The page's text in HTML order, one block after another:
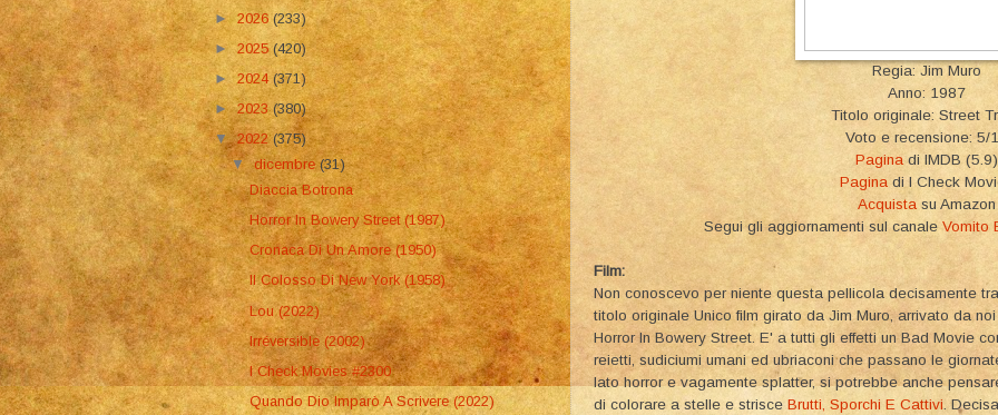
Regia: Jim Muro
Anno: 1987
Titolo originale: Street
Voto e recensione: 5/
Paginadi IMDB (5.9)
Pagina di I Check
Acquista su Amazon
Segui gli aggiornamenti sul canaleVomito
Film:
Non conoscevo per niente questa pellicola decisamente
titolo originale Unico film girato da Jim Muro, arrivato da
Horror In Bowery Street. E' a tutti gli effetti un Bad Movie
reietti, sudiciumi umani ed ubriaconi che passano le
lato horror e vagamente splatter, si potrebbe anche
di colorare a stelle e strisce Brutti, Sporchi E Cattivi.
► 2026(233)
►2025(420)
►2024 (371)
►2023(380)
▼2022 (375)
▼dicembre(31)
Diaccia Botrona
Horror In Bowery Street (1987)
Cronaca Di Un Amore (1950)
Il Colosso Di New York (1958)
Lou (2022)
Irréversible (2002)
I Check Movies #2300
Quando Dio Imparò A Scrivere (2022)